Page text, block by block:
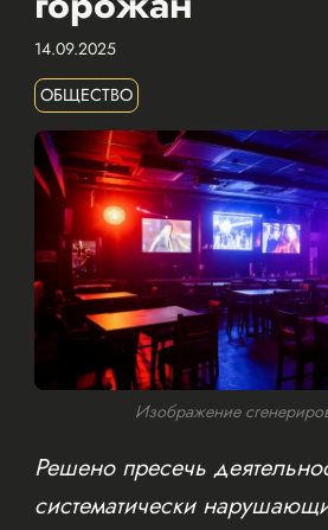
14.09.2025
ОБЩЕСТВО
Изображение
Решено пресечь
систематически